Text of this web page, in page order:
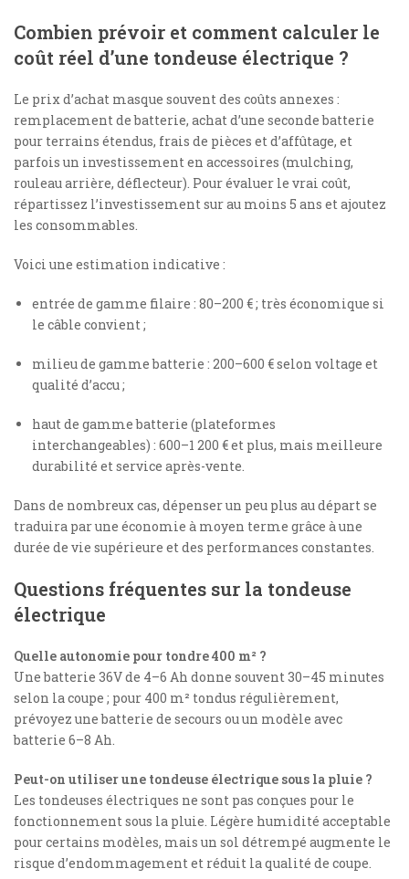
Combien prévoir et comment calculer le
coût réel d’une tondeuse électrique ?
Le prix d’achat masque souvent des coûts annexes :
remplacement de batterie, achat d’une seconde batterie
pour terrains étendus, frais de pièces et d’affûtage, et
parfois un investissement en accessoires (mulching,
rouleau arrière, déflecteur). Pour évaluer le vrai coût,
répartissez l’investissement sur au moins 5 ans et ajoutez
les consommables.
Voici une estimation indicative :
entrée de gamme filaire : 80–200 € ; très économique si
le câble convient ;
milieu de gamme batterie : 200–600 € selon voltage et
qualité d’accu ;
haut de gamme batterie (plateformes
interchangeables) : 600–1 200 € et plus, mais meilleure
durabilité et service après-vente.
Dans de nombreux cas, dépenser un peu plus au départ se
traduira par une économie à moyen terme grâce à une
durée de vie supérieure et des performances constantes.
Questions fréquentes sur la tondeuse
électrique
Quelle autonomie pour tondre 400 m² ?
Une batterie 36V de 4–6 Ah donne souvent 30–45 minutes
selon la coupe ; pour 400 m² tondus régulièrement,
prévoyez une batterie de secours ou un modèle avec
batterie 6–8 Ah.
Peut-on utiliser une tondeuse électrique sous la pluie ?
Les tondeuses électriques ne sont pas conçues pour le
fonctionnement sous la pluie. Légère humidité acceptable
pour certains modèles, mais un sol détrempé augmente le
risque d’endommagement et réduit la qualité de coupe.